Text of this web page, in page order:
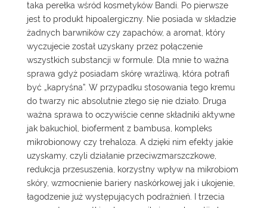
taka perełka wśród kosmetyków Bandi . Po pierwsze
jest to produkt hipoalergiczny. Nie posiada w składzie
żadnych barwników czy zapachów, a aromat, który
wyczujecie został uzyskany przez połączenie
wszystkich substancji w formule. Dla mnie to ważna
sprawa gdyż posiadam skórę wrażliwą, która potrafi
być „kapryśna”. W przypadku stosowania tego kremu
do twarzy nic absolutnie złego się nie działo. Druga
ważna sprawa to oczywiście cenne składniki aktywne
jak bakuchiol, bioferment z bambusa, kompleks
mikrobionowy czy trehaloza. A dzięki nim efekty jakie
uzyskamy, czyli działanie przeciwzmarszczkowe,
redukcja przesuszenia, korzystny wpływ na mikrobiom
skóry, wzmocnienie bariery naskórkowej jak i ukojenie,
łagodzenie już występujących podrażnień. I trzecia